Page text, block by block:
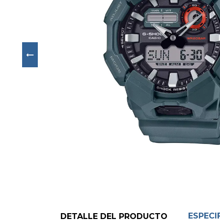
DETALLE DEL PRODUCTO